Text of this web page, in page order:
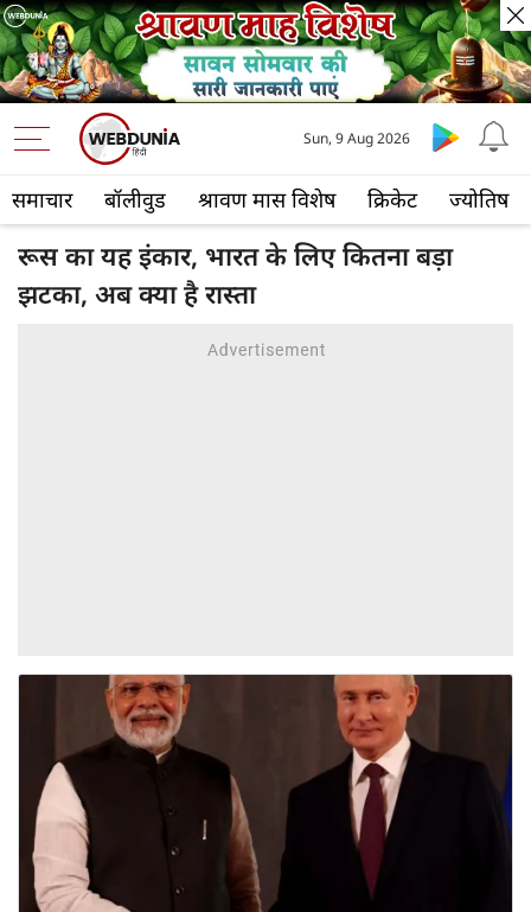
समाचार बॉलीवुड श्रावण मास विशेष क्रिकेट ज्योतिष
Sun, 9 Aug 2026
रूस का यह इंकार, भारत के लिए कितना बड़ा
झटका, अब क्या है रास्ता